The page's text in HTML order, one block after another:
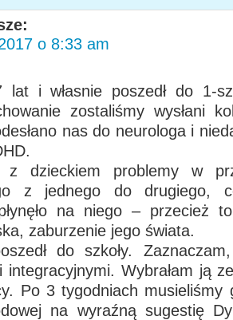
o 8:33 am
i własnie poszedł do 1-
zostaliśmy wysłani
nas do neurologa i
z dzieckiem problemy w
z jednego do drugiego,
na niego – przecież
zaburzenie jego świata.
do szkoły.
integracyjnymi. Wybrałam ją
Po 3 tygodniach musieliśmy
na wyraźną sugestię